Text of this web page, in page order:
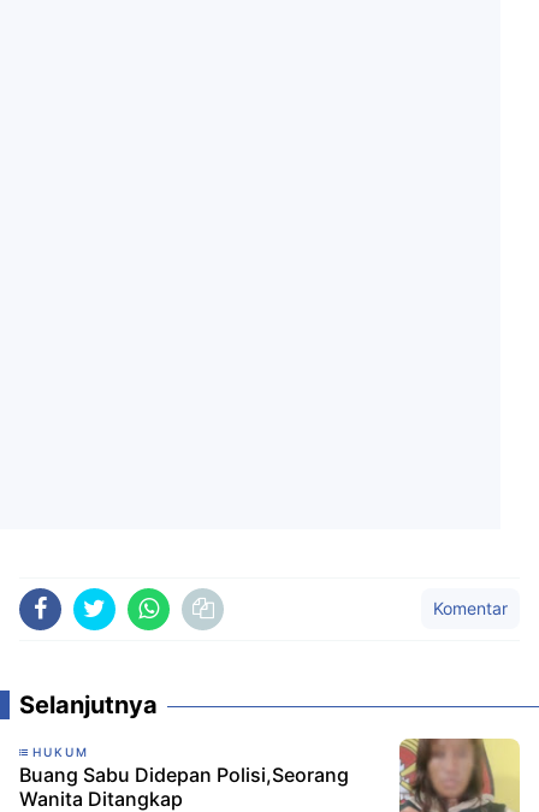
Komentar
Selanjutnya
HUKUM
Buang Sabu Didepan Polisi,Seorang
Wanita Ditangkap